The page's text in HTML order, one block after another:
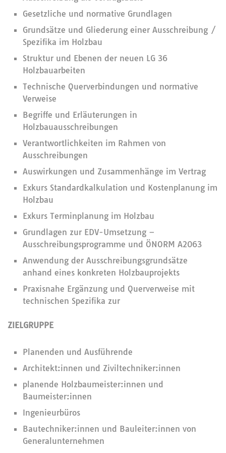
Gesetzliche und normative Grundlagen
Grundsätze und Gliederung einer Ausschreibung /
Spezifika im Holzbau
Struktur und Ebenen der neuen LG 36
Holzbauarbeiten
Technische Querverbindungen und normative
Verweise
Begriffe und Erläuterungen in
Holzbauausschreibungen
Verantwortlichkeiten im Rahmen von
Ausschreibungen
Auswirkungen und Zusammenhänge im Vertrag
Exkurs Standardkalkulation und Kostenplanung im
Holzbau
Exkurs Terminplanung im Holzbau
Grundlagen zur EDV-Umsetzung –
Ausschreibungsprogramme und ÖNORM A2063
Anwendung der Ausschreibungsgrundsätze
anhand eines konkreten Holzbauprojekts
Praxisnahe Ergänzung und Querverweise mit
technischen Spezifika zur
ZIELGRUPPE
Planenden und Ausführende
Architekt:innen und Ziviltechniker:innen
planende Holzbaumeister:innen und
Baumeister:innen
Ingenieurbüros
Bautechniker:innen und Bauleiter:innen von
Generalunternehmen